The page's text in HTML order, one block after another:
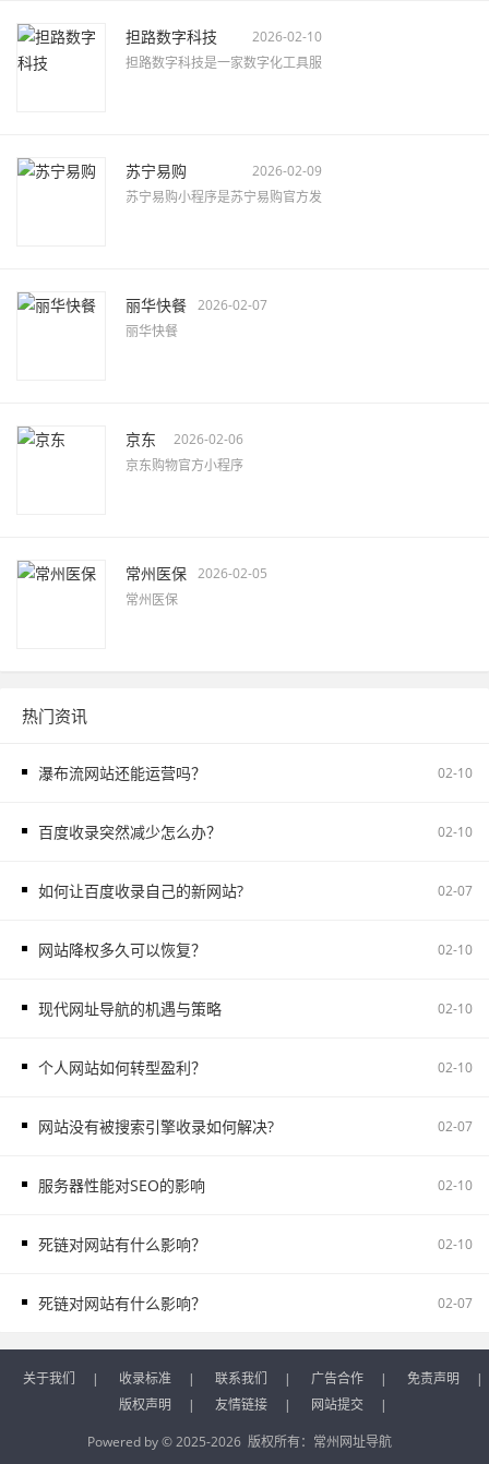
担路数字科技
2026-02-10
担路数字科技是一家数字化工具服
苏宁易购
2026-02-09
苏宁易购小程序是苏宁易购官方发
丽华快餐 2026-02-07
丽华快餐
京东
2026-02-06
京东购物官方小程序
常州医保 2026-02-05
常州医保
热门资讯
瀑布流网站还能运营吗？ 02-10
百度收录突然减少怎么办？ 02-10
如何让百度收录自己的新网站? 02-07
网站降权多久可以恢复？ 02-10
现代网址导航的机遇与策略 02-10
个人网站如何转型盈利？ 02-10
网站没有被搜索引擎收录如何解决? 02-07
服务器性能对SEO的影响 02-10
死链对网站有什么影响？ 02-10
死链对网站有什么影响？ 02-07
关于我们 | 收录标准 | 联系我们 | 广告合作 | 免责声明
|
版权声明
| 友情链接 | 网站提交
|
Powered by © 2025-2026 版权所有： 常州网址导航